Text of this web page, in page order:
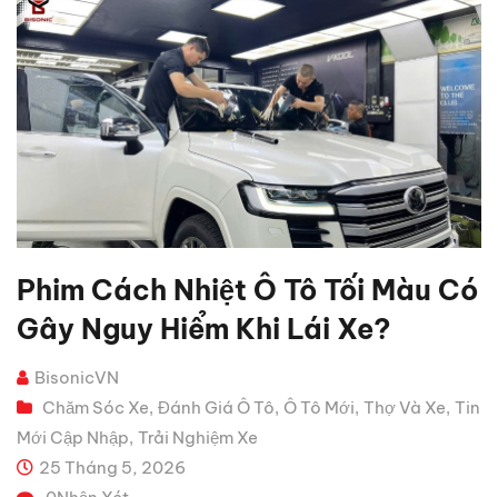
Phim Cách Nhiệt Ô Tô Tối Màu Có
Gây Nguy Hiểm Khi Lái Xe?
BisonicVN
Chăm Sóc Xe, Đánh Giá Ô Tô, Ô Tô Mới, Thợ Và Xe, Tin
Mới Cập Nhập, Trải Nghiệm Xe
25 Tháng 5, 2026